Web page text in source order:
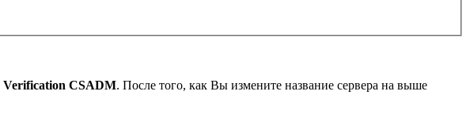
Verification CSADM. После того, как Вы измените название сервера на выше